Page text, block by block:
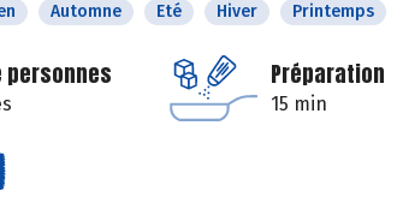
Automne Eté Hiver Printemps
personnes Préparation
15 min